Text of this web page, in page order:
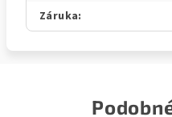
Záruka: